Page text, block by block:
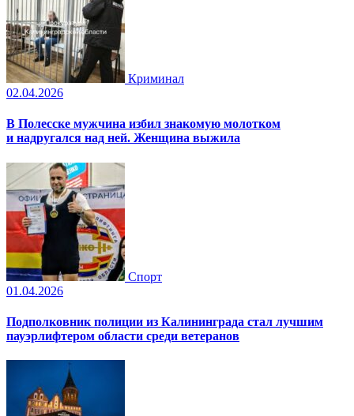
Криминал
02.04.2026
В Полесске мужчина избил знакомую молотком
и надругался над ней. Женщина выжила
Спорт
01.04.2026
Подполковник полиции из Калининграда стал лучшим
пауэрлифтером области среди ветеранов